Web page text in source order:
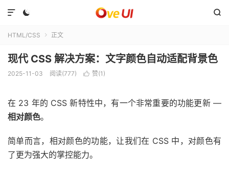
 

HTML/CSS  正文
现代 CSS 解决方案：文字颜色自动适配背景色
2025-11-03 阅读(777)  赞(1 )
在 23 年的 CSS 新特性中，有一个非常重要的功能更新 —
相对颜色。
简单而言，相对颜色的功能，让我们在 CSS 中，对颜色有
了更为强大的掌控能力。